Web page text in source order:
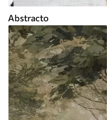
Abstracto